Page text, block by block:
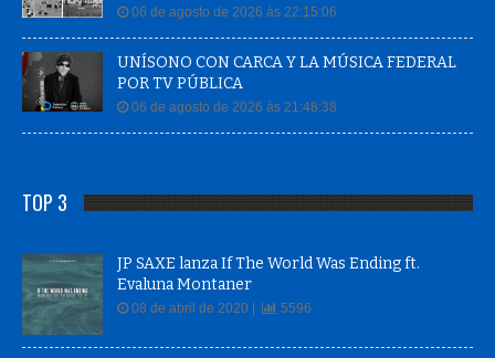
06 de agosto de 2026 às 22:15:06
UNÍSONO CON CARCA Y LA MÚSICA FEDERAL
POR TV PÚBLICA
06 de agosto de 2026 às 21:48:38
TOP 3
JP SAXE lanza If The World Was Ending ft.
Evaluna Montaner
08 de abril de 2020 | 5596